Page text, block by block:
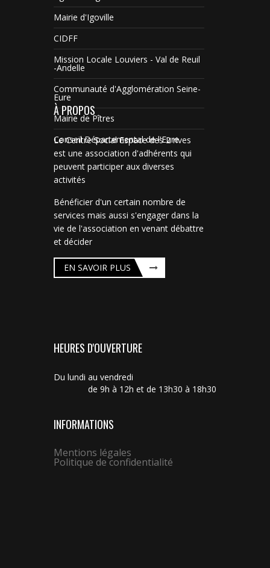
Mairie d'Igoville
CIDFF
Mission Locale Louviers - Val de Reuil
-Andelle
Communauté d'Agglomération Seine-
Eure
Mairie de Pîtres
Conseil Départemental de l'Eure
À PROPOS
Le Centre Social Espace des 2 rives
est une association d'adhérents qui
peuvent participer aux diverses
activités
Bénéficier d'un certain nombre de
services mais aussi s'engager dans la
vie de l'association en venant débattre
et décider
EN SAVOIR PLUS
HEURES D'OUVERTURE
Du lundi au vendredi
de 9h à 12h et de 13h30 à 18h30
INFORMATIONS
Mentions légales
Politique de confidentialité